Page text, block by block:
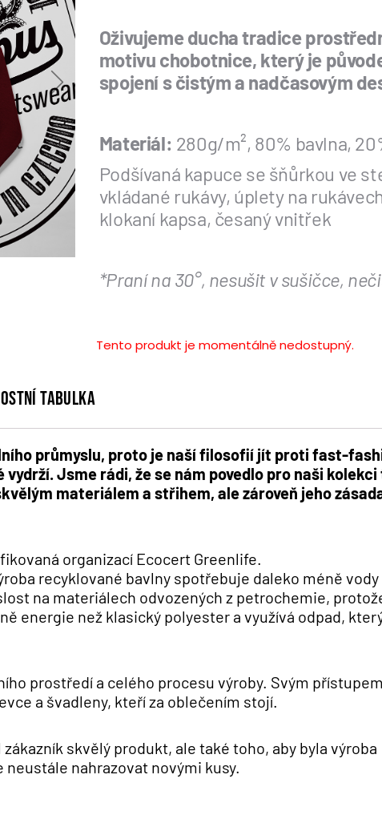
Oživujeme ducha tradice
motivu chobotnice, který je
spojení s čistým a nadčasovým
Materiál: 280g/m², 80% bavlna,
Podšívaná kapuce se šňůrkou ve
vkládané rukávy, úplety na
klokaní kapsa, česaný vnitřek
*Praní na 30°, nesušit v sušičce,
Tento produkt je momentálně nedostupný.
tabulka
průmyslu, proto je naší filosofií jít proti fast-
Jsme rádi, že se nám povedlo pro naši
materiálem a střihem, ale zároveň jeho
organizací Ecocert Greenlife.
recyklované bavlny spotřebuje daleko méně
na materiálech odvozených z petrochemie,
energie než klasický polyester a využívá odpad,
prostředí a celého procesu výroby. Svým přístupem
a švadleny, kteří za oblečením stojí.
skvělý produkt, ale také toho, aby byla výroba
nahrazovat novými kusy.